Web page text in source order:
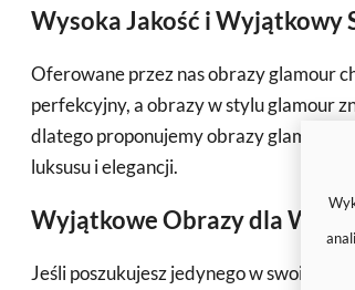
Wysoka Jakość i Wyjątkowy
Oferowane przez nas obrazy glamour
perfekcyjny, a obrazy w stylu glamour
dlatego proponujemy obrazy glamour z
luksusu i elegancji.
Wyjątkowe Obrazy dla
Jeśli poszukujesz jedynego w swoim